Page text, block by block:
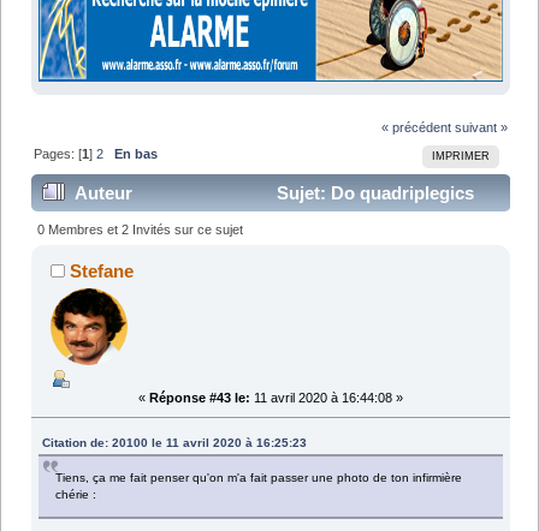
« précédent suivant »
IMPRIMER
Pages: [1]2 En bas
Auteur
Sujet: Do quadriplegics
dream of Muscles cars ? (Lu 37681 fois)
0 Membres et 2 Invités sur ce sujet
Stefane
« Réponse #43 le: 11 avril 2020 à 16:44:08 »
Citation de: 20100 le 11 avril 2020 à 16:25:23
Tiens, ça me fait penser qu'on m'a fait passer une photo de ton infirmière
chérie :